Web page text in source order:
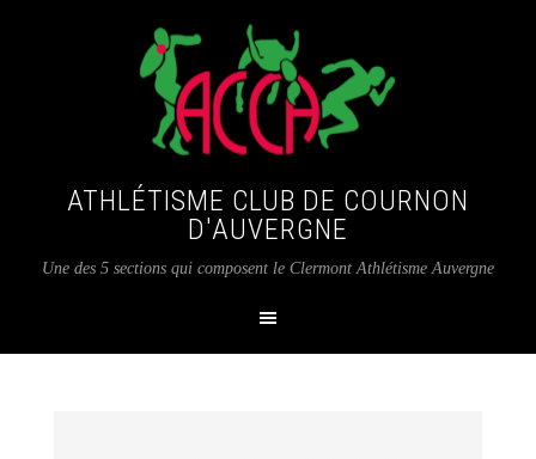
ATHLÉTISME CLUB DE COURNON
D'AUVERGNE
Une des 5 sections qui composent le Clermont Athlétisme Auvergne